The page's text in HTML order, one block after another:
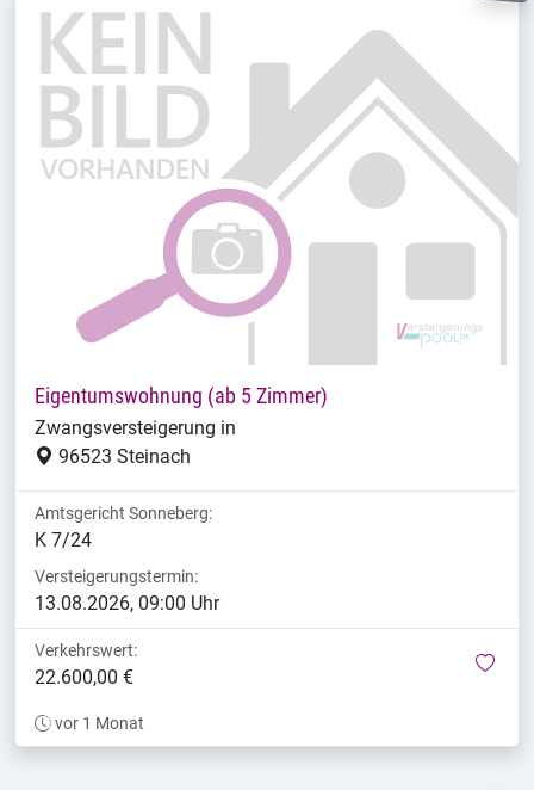
Eigentumswohnung (ab 5 Zimmer)
Zwangsversteigerung in
96523 Steinach
Amtsgericht Sonneberg:
K 7/24
Versteigerungstermin:
13.08.2026, 09:00 Uhr
Verkehrswert:
22.600,00 €
vor 1 Monat